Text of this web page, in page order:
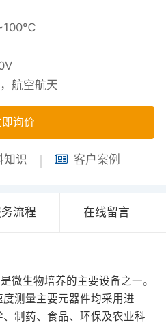
航空航天
即询价
知识 客户案例
流程 在线留言
微生物培养的主要设备之一。
测量主要元器件均采用进
制药、食品、环保及农业科